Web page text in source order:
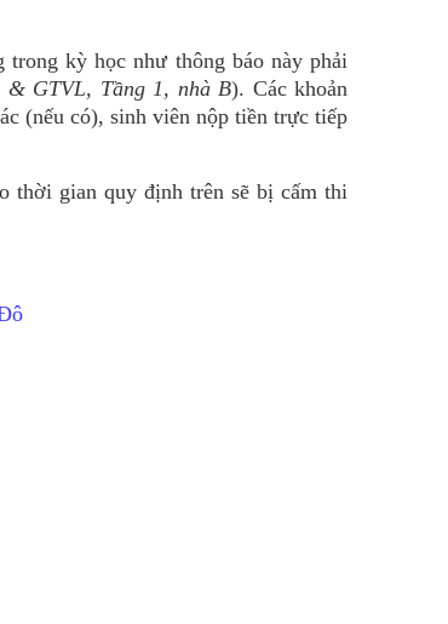
kỳ học như thông báo này phải
& GTVL, Tầng 1, nhà B). Các khoản
(nếu có), sinh viên nộp tiền trực tiếp
thời gian quy định trên sẽ bị cấm thi